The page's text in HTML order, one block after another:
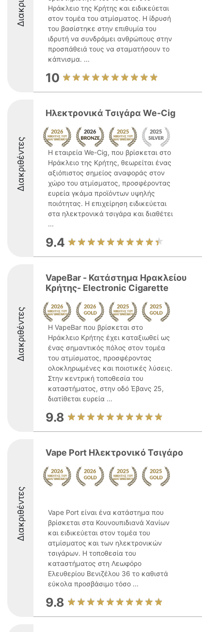
Ηράκλειο της Κρήτης και ειδικεύεται
στον τομέα του ατμίσματος. Η ίδρυσή
του βασίστηκε στην επιθυμία του
ιδρυτή να συνδράμει ανθρώπους στην
προσπάθειά τους να σταματήσουν το
κάπνισμα. ...
10
Διακριθέντες
Ηλεκτρονικά Τσιγάρα We-Cig
Η εταιρεία We-Cig, που βρίσκεται στο
Ηράκλειο της Κρήτης, θεωρείται ένας
αξιόπιστος σημείος αναφοράς στον
χώρο του ατμίσματος, προσφέροντας
ευρεία γκάμα προϊόντων υψηλής
ποιότητας. Η επιχείρηση ειδικεύεται
στα ηλεκτρονικά τσιγάρα και διαθέτει
...
9.4
Διακριθέντες
VapeBar - Κατάστημα Ηρακλείου
Κρήτης- Electronic Cigarette
Η VapeBar που βρίσκεται στο
Ηράκλειο Κρήτης έχει καταξιωθεί ως
ένας σημαντικός πόλος στον τομέα
του ατμίσματος, προσφέροντας
ολοκληρωμένες και ποιοτικές λύσεις.
Στην κεντρική τοποθεσία του
καταστήματος, στην οδό Έβανς 25,
διατίθεται ευρεία ...
9.8
Διακριθέντες
Vape Port Ηλεκτρονικό Τσιγάρο
Vape Port είναι ένα κατάστημα που
βρίσκεται στα Κουνουπιδιανά Χανίων
και ειδικεύεται στον τομέα του
ατμίσματος και των ηλεκτρονικών
τσιγάρων. Η τοποθεσία του
καταστήματος στη Λεωφόρο
Ελευθερίου Βενιζέλου 36 το καθιστά
εύκολα προσβάσιμο τόσο ...
9.8